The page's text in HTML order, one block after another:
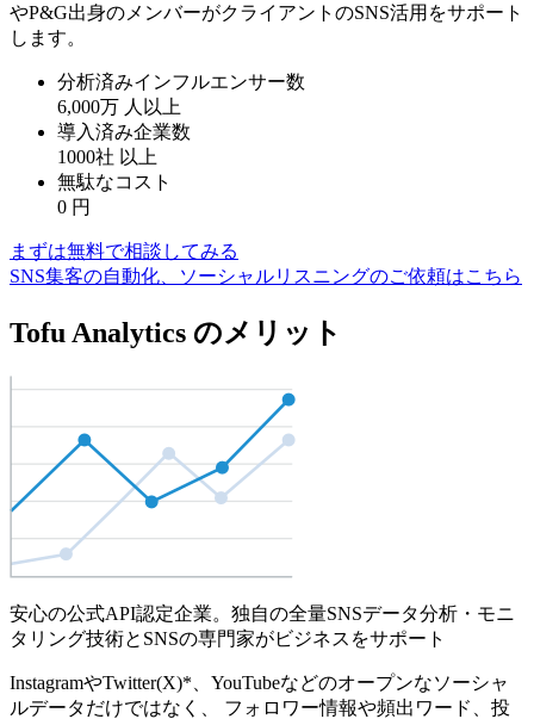
やP&G出身のメンバーがクライアントのSNS活用をサポート
します。
分析済みインフルエンサー数
6,000万 人以上
導入済み企業数
1000社 以上
無駄なコスト
0 円
まずは無料で相談してみる
SNS集客の自動化、ソーシャルリスニングのご依頼はこちら
Tofu Analytics のメリット
安心の公式API認定企業。独自の全量SNSデータ分析・モニ
タリング技術とSNSの専門家がビジネスをサポート
InstagramやTwitter(X)*、YouTubeなどのオープンなソーシャ
ルデータだけではなく、 フォロワー情報や頻出ワード、投